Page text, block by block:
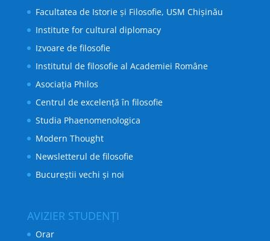
Facultatea de Istorie și Filosofie, USM Chișinău
Institute for cultural diplomacy
Izvoare de filosofie
Institutul de filosofie al Academiei Române
Asociația Philos
Centrul de excelență în filosofie
Studia Phaenomenologica
Modern Thought
Newsletterul de filosofie
Bucureștii vechi și noi
AVIZIER STUDENȚI
Orar